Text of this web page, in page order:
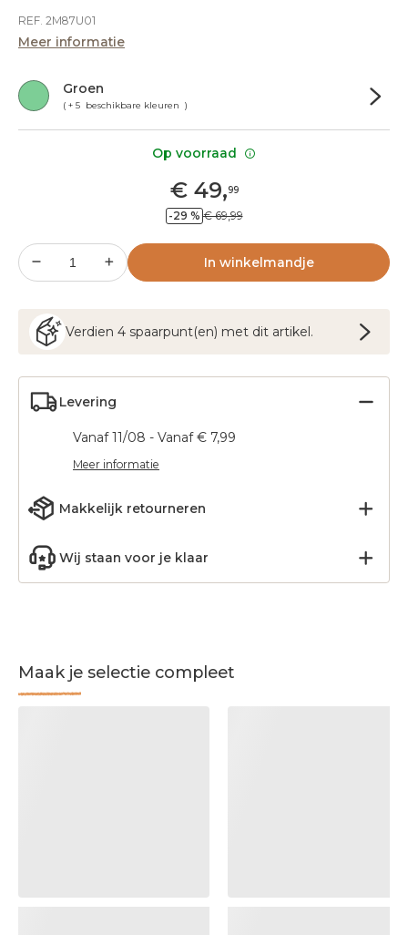
REF. 2M87U01
Meer informatie
Groen
( + 5 beschikbare kleuren )
€ 49,99
-29 % € 69,99
In winkelmandje
Verdien 4 spaarpunt(en) met dit artikel.
Levering
Vanaf 11/08 - Vanaf € 7,99
Meer informatie
Makkelijk retourneren
Wij staan voor je klaar
Maak je selectie compleet